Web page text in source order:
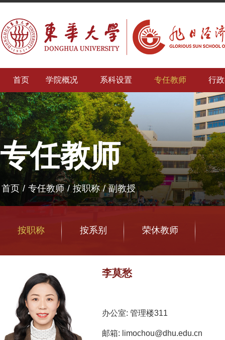
首页 学院概况 系科设置 专任教师 行
专任教师
首页 / 专任教师 / 按职称 / 副教授
按职称 按系别 荣休教师
李莫愁
办公室: 管理楼311
邮箱: limochou@dhu.edu.cn